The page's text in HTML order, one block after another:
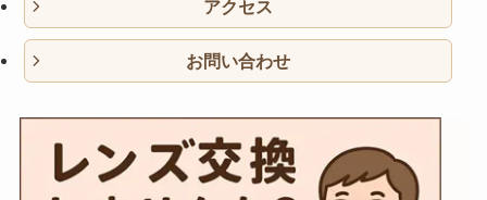
アクセス
お問い合わせ